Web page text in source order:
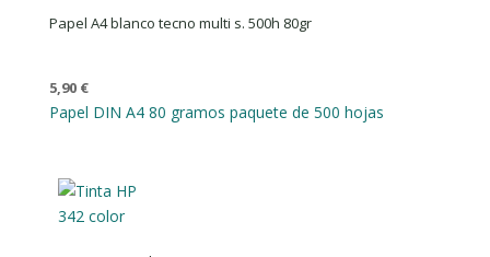
Papel A4 blanco tecno multi s. 500h 80gr
5,90 €
Papel DIN A4 80 gramos paquete de 500 hojas